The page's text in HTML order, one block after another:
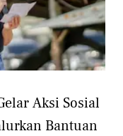
Aksi Sosial
Bantuan